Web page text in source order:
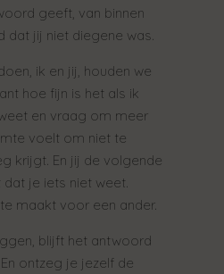
geeft, van binnen
dat jij niet diegene was.
ik en jij, houden we
hoe fijn is het als ik
en vraag om meer
voelt om niet te
krijgt. En jij de volgende
je iets niet weet.
maakt voor een ander.
blijft het antwoord
ontzeg je jezelf de